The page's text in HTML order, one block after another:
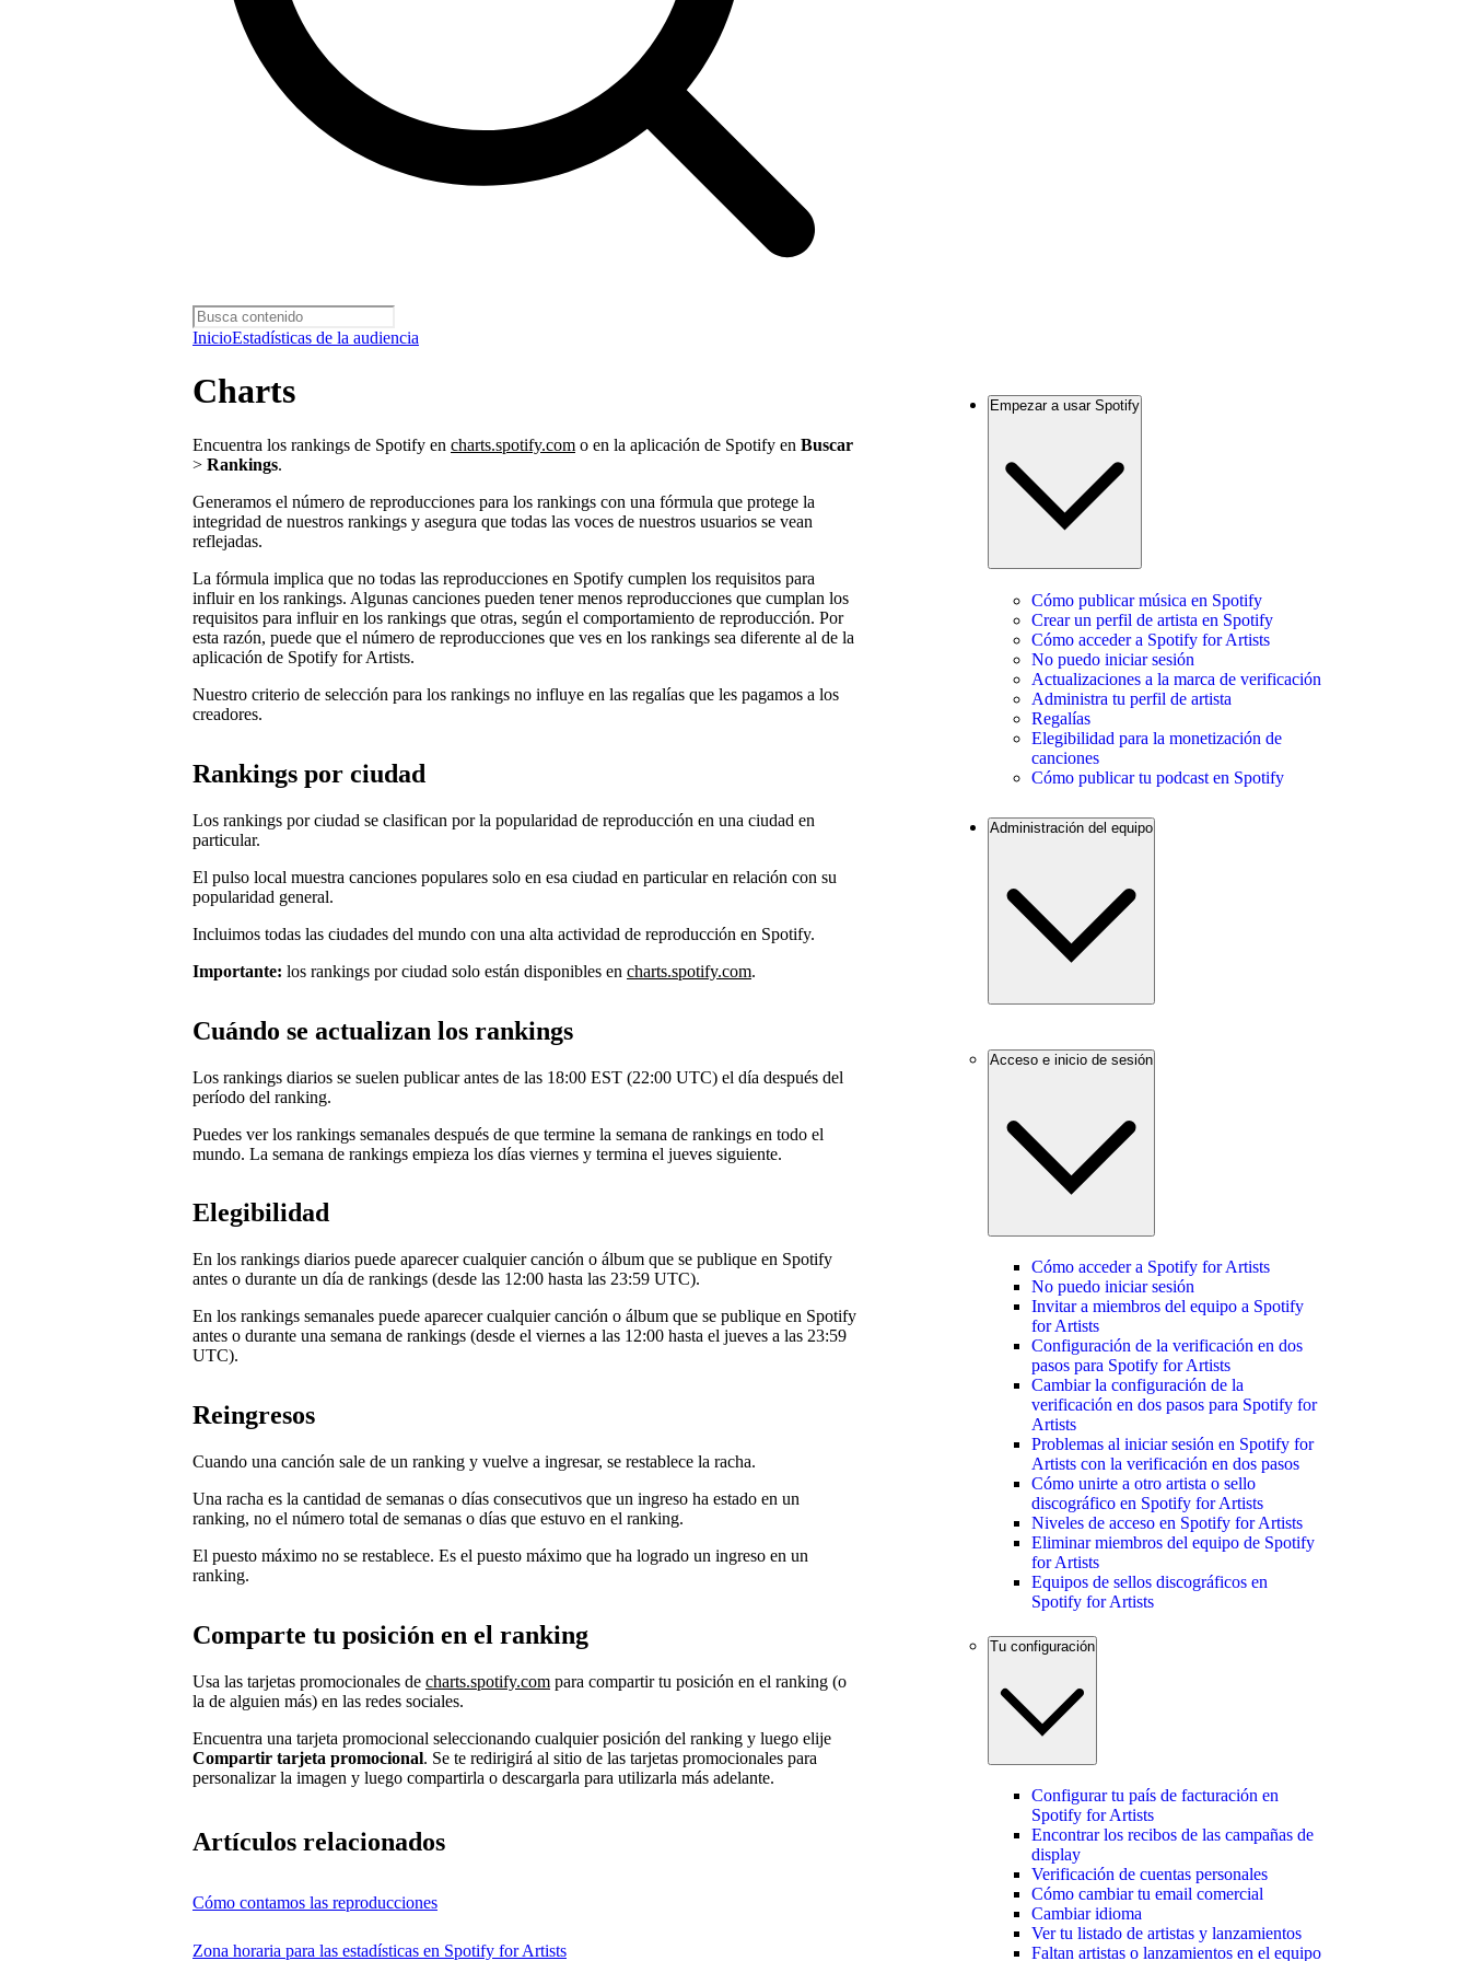
InicioEstadísticas de la audiencia
Charts
Encuentra los rankings de Spotify en charts.spotify.com o en la aplicación de Spotify en Buscar
> Rankings.
Generamos el número de reproducciones para los rankings con una fórmula que protege la
integridad de nuestros rankings y asegura que todas las voces de nuestros usuarios se vean
reflejadas.
La fórmula implica que no todas las reproducciones en Spotify cumplen los requisitos para
influir en los rankings. Algunas canciones pueden tener menos reproducciones que cumplan los
requisitos para influir en los rankings que otras, según el comportamiento de reproducción. Por
esta razón, puede que el número de reproducciones que ves en los rankings sea diferente al de la
aplicación de Spotify for Artists.
Nuestro criterio de selección para los rankings no influye en las regalías que les pagamos a los
creadores.
Rankings por ciudad
Los rankings por ciudad se clasifican por la popularidad de reproducción en una ciudad en
particular.
El pulso local muestra canciones populares solo en esa ciudad en particular en relación con su
popularidad general.
Incluimos todas las ciudades del mundo con una alta actividad de reproducción en Spotify.
Importante: los rankings por ciudad solo están disponibles en charts.spotify.com.
Cuándo se actualizan los rankings
Los rankings diarios se suelen publicar antes de las 18:00 EST (22:00 UTC) el día después del
período del ranking.
Puedes ver los rankings semanales después de que termine la semana de rankings en todo el
mundo. La semana de rankings empieza los días viernes y termina el jueves siguiente.
Elegibilidad
En los rankings diarios puede aparecer cualquier canción o álbum que se publique en Spotify
antes o durante un día de rankings (desde las 12:00 hasta las 23:59 UTC).
En los rankings semanales puede aparecer cualquier canción o álbum que se publique en Spotify
antes o durante una semana de rankings (desde el viernes a las 12:00 hasta el jueves a las 23:59
UTC).
Reingresos
Cuando una canción sale de un ranking y vuelve a ingresar, se restablece la racha.
Una racha es la cantidad de semanas o días consecutivos que un ingreso ha estado en un
ranking, no el número total de semanas o días que estuvo en el ranking.
El puesto máximo no se restablece. Es el puesto máximo que ha logrado un ingreso en un
ranking.
Comparte tu posición en el ranking
Usa las tarjetas promocionales de charts.spotify.com para compartir tu posición en el ranking (o
la de alguien más) en las redes sociales.
Encuentra una tarjeta promocional seleccionando cualquier posición del ranking y luego elije
Compartir tarjeta promocional. Se te redirigirá al sitio de las tarjetas promocionales para
personalizar la imagen y luego compartirla o descargarla para utilizarla más adelante.
Artículos relacionados
Cómo contamos las reproducciones
Zona horaria para las estadísticas en Spotify for Artists
Empezar a usar Spotify
Cómo publicar música en Spotify
Crear un perfil de artista en Spotify
Cómo acceder a Spotify for Artists
No puedo iniciar sesión
Actualizaciones a la marca de verificación
Administra tu perfil de artista
Regalías
Elegibilidad para la monetización de
canciones
Cómo publicar tu podcast en Spotify
Administración del equipo
Acceso e inicio de sesión
Cómo acceder a Spotify for Artists
No puedo iniciar sesión
Invitar a miembros del equipo a Spotify
for Artists
Configuración de la verificación en dos
pasos para Spotify for Artists
Cambiar la configuración de la
verificación en dos pasos para Spotify for
Artists
Problemas al iniciar sesión en Spotify for
Artists con la verificación en dos pasos
Cómo unirte a otro artista o sello
discográfico en Spotify for Artists
Niveles de acceso en Spotify for Artists
Eliminar miembros del equipo de Spotify
for Artists
Equipos de sellos discográficos en
Spotify for Artists
Tu configuración
Configurar tu país de facturación en
Spotify for Artists
Encontrar los recibos de las campañas de
display
Verificación de cuentas personales
Cómo cambiar tu email comercial
Cambiar idioma
Ver tu listado de artistas y lanzamientos
Faltan artistas o lanzamientos en el equipo